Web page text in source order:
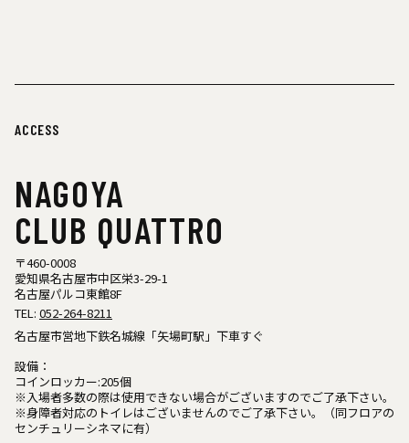
ACCESS
NAGOYA
CLUB QUATTRO
〒460-0008
愛知県名古屋市中区栄3-29-1
名古屋パルコ東館8F
TEL: 052-264-8211
名古屋市営地下鉄名城線「矢場町駅」下車すぐ
設備：
コインロッカー:205個
※入場者多数の際は使用できない場合がございますのでご了承下さい。
※身障者対応のトイレはございませんのでご了承下さい。（同フロアの
センチュリーシネマに有）